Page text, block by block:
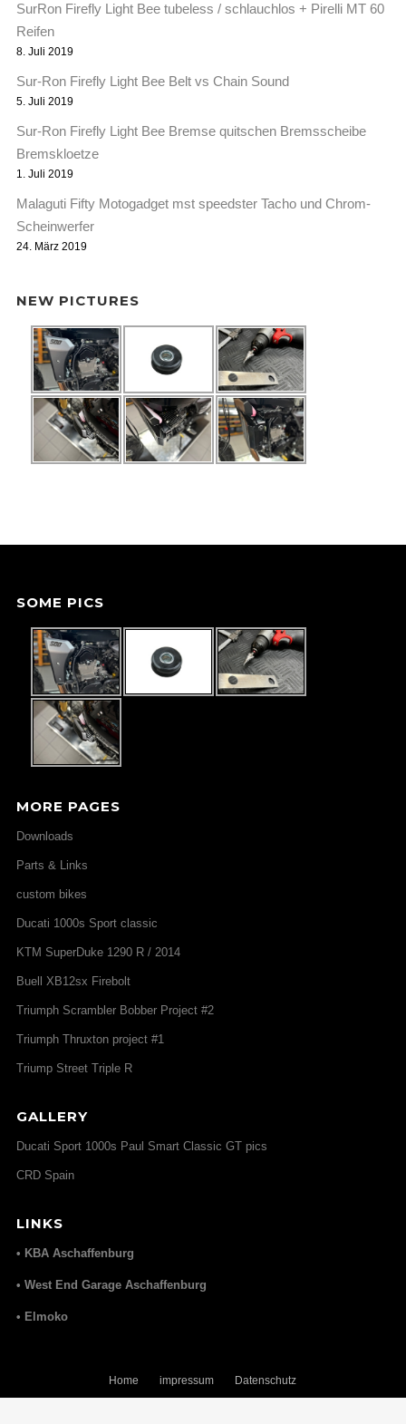
SurRon Firefly Light Bee tubeless / schlauchlos + Pirelli MT 60
Reifen
8. Juli 2019
Sur-Ron Firefly Light Bee Belt vs Chain Sound
5. Juli 2019
Sur-Ron Firefly Light Bee Bremse quitschen Bremsscheibe
Bremskloetze
1. Juli 2019
Malaguti Fifty Motogadget mst speedster Tacho und Chrom-
Scheinwerfer
24. März 2019
NEW PICTURES
SOME PICS
MORE PAGES
Downloads
Parts & Links
custom bikes
Ducati 1000s Sport classic
KTM SuperDuke 1290 R / 2014
Buell XB12sx Firebolt
Triumph Scrambler Bobber Project #2
Triumph Thruxton project #1
Triump Street Triple R
GALLERY
Ducati Sport 1000s Paul Smart Classic GT pics
CRD Spain
LINKS
• KBA Aschaffenburg
• West End Garage Aschaffenburg
• Elmoko
Home impressum Datenschutz